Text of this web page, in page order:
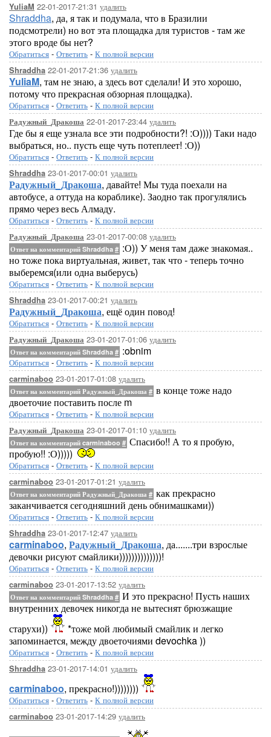
YuliaM 22-01-2017-21:31 удалить
Shraddha, да, я так и подумала, что в Бразилии
подсмотрели) но вот эта площадка для туристов - там же
этого вроде бы нет?
Обратиться - Ответить - К полной версии
Shraddha 22-01-2017-21:36 удалить
YuliaM, там не знаю, а здесь вот сделали! И это хорошо,
потому что прекрасная обзорная площадка).
Обратиться - Ответить - К полной версии
Радужный_Дракоша 22-01-2017-23:44 удалить
Где бы я еще узнала все эти подробности?! :О)))) Таки надо
выбраться, но.. пусть еще чуть потеплеет! :О))
Обратиться - Ответить - К полной версии
Shraddha 23-01-2017-00:01 удалить
Радужный_Дракоша, давайте! Мы туда поехали на
автобусе, а оттуда на кораблике). Заодно так прогулялись
прямо через весь Алмаду.
Обратиться - Ответить - К полной версии
Радужный_Дракоша 23-01-2017-00:08 удалить
Ответ на комментарий Shraddha # :О)) У меня там даже знакомая..
но тоже пока виртуальная, живет, так что - теперь точно
выберемся(или одна выберусь)
Обратиться - Ответить - К полной версии
Shraddha 23-01-2017-00:21 удалить
Радужный_Дракоша, ещё один повод!
Обратиться - Ответить - К полной версии
Радужный_Дракоша 23-01-2017-01:06 удалить
Ответ на комментарий Shraddha # :obnim
Обратиться - Ответить - К полной версии
carminaboo 23-01-2017-01:08 удалить
Ответ на комментарий Радужный_Дракоша # в конце тоже надо
двоеточие поставить после m
Обратиться - Ответить - К полной версии
Радужный_Дракоша 23-01-2017-01:10 удалить
Ответ на комментарий carminaboo # Спасибо!! А то я пробую,
пробую!! :О)))))
Обратиться - Ответить - К полной версии
carminaboo 23-01-2017-01:21 удалить
Ответ на комментарий Радужный_Дракоша # как прекрасно
заканчивается сегодняшний день обнимашками))
Обратиться - Ответить - К полной версии
Shraddha 23-01-2017-12:47 удалить
carminaboo, Радужный_Дракоша, да.......три взрослые
девочки рисуют смайлики))))))))))))))!
Обратиться - Ответить - К полной версии
carminaboo 23-01-2017-13:52 удалить
Ответ на комментарий Shraddha # И это прекрасно! Пусть наших
внутренних девочек никогда не вытеснят брюзжащие
старухи))
*тоже мой любимый смайлик и легко
запоминается, между двоеточиями devochka ))
Обратиться - Ответить - К полной версии
Shraddha 23-01-2017-14:01 удалить
carminaboo, прекрасно!))))))))
Обратиться - Ответить - К полной версии
carminaboo 23-01-2017-14:29 удалить